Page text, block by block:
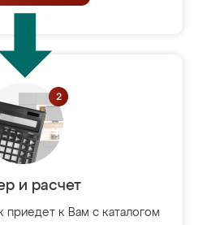
и расчет
приедет к Вам с каталогом